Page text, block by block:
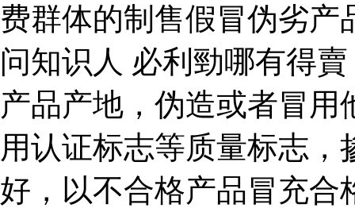
费群体的制售假冒伪劣
问知识人 必利勁哪有得
产品产地，伪造或者冒
用认证标志等质量标志
好，以不合格产品冒充合